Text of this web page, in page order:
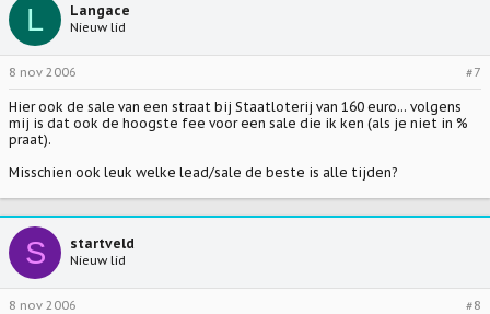
L Langace
Nieuw lid
8 nov 2006 #7
Hier ook de sale van een straat bij Staatloterij van 160 euro... volgens
mij is dat ook de hoogste fee voor een sale die ik ken (als je niet in %
praat).
Misschien ook leuk welke lead/sale de beste is alle tijden?
S startveld
Nieuw lid
8 nov 2006 #8